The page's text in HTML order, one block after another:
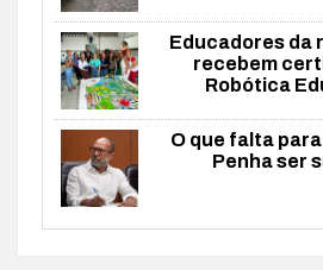
Educadores da
recebem
Robótica
O que falta
Penha ser